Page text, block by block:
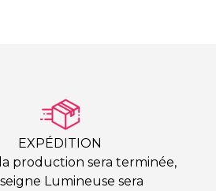
EXPÉDITION
production sera terminée,
Lumineuse sera